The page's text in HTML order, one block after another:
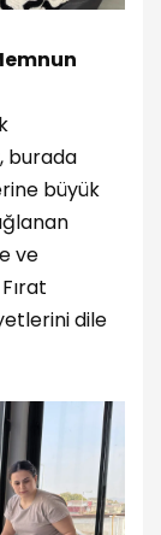
burada
büyük
ve
dile